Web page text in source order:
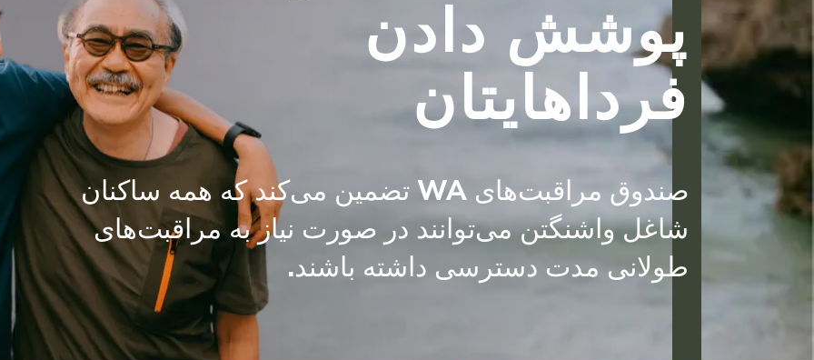
پوشش دادن
فرداهایتان
صندوق مراقبت‌های WA تضمین می‌کند که همه ساکنان
شاغل واشنگتن می‌توانند در صورت نیاز به مراقبت‌های
طولانی مدت دسترسی داشته باشند.